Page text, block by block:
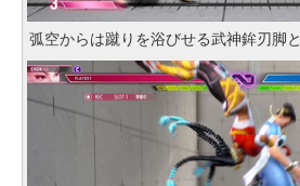
弧空からは蹴りを浴びせる武神鉾刃脚と